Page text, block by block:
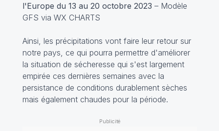
l'Europe du 13 au 20 octobre 2023 – Modèle
GFS via WX CHARTS
Ainsi, les précipitations vont faire leur retour sur
notre pays, ce qui pourra permettre d'améliorer
la situation de sécheresse qui s'est largement
empirée ces dernières semaines avec la
persistance de conditions durablement sèches
mais également chaudes pour la période.